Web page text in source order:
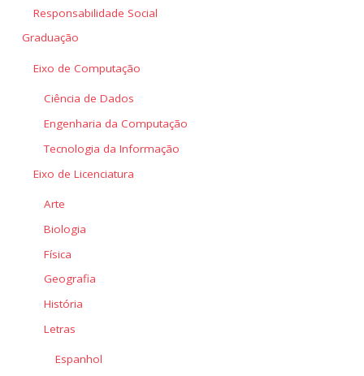
Responsabilidade Social
Graduação
Eixo de Computação
Ciência de Dados
Engenharia da Computação
Tecnologia da Informação
Eixo de Licenciatura
Arte
Biologia
Física
Geografia
História
Letras
Espanhol